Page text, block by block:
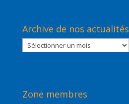
Archive de nos actualités
Archive
de
Zone membres